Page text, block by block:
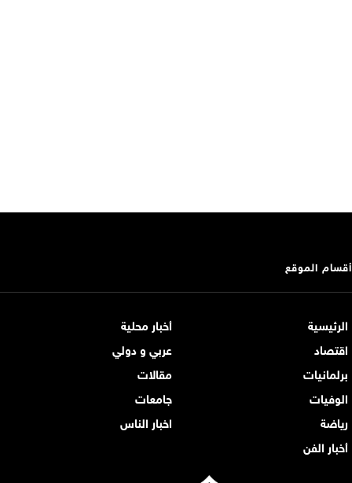
أقسام الموقع
الرئيسية
أخبار محلية
اقتصاد
عربي و دولي
برلمانيات
مقالات
الوفيات
جامعات
رياضة
اخبار الناس
أخبار الفن